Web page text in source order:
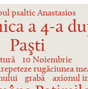
psaltic Anastasios
a 4-a
Paşti
10 Noiembrie
rugăciunea
grabă axionul